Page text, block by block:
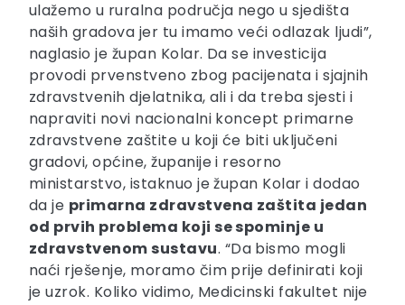
ulažemo u ruralna područja nego u sjedišta
naših gradova jer tu imamo veći odlazak ljudi”,
naglasio je župan Kolar. Da se investicija
provodi prvenstveno zbog pacijenata i sjajnih
zdravstvenih djelatnika, ali i da treba sjesti i
napraviti novi nacionalni koncept primarne
zdravstvene zaštite u koji će biti uključeni
gradovi, općine, županije i resorno
ministarstvo, istaknuo je župan Kolar i dodao
da je primarna zdravstvena zaštita jedan
od prvih problema koji se spominje u
zdravstvenom sustavu. “Da bismo mogli
naći rješenje, moramo čim prije definirati koji
je uzrok. Koliko vidimo, Medicinski fakultet nije